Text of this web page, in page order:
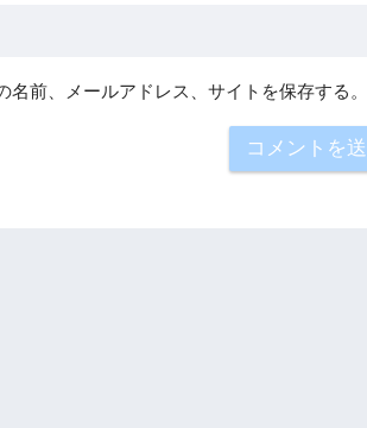
前、メールアドレス、サイトを保存する。